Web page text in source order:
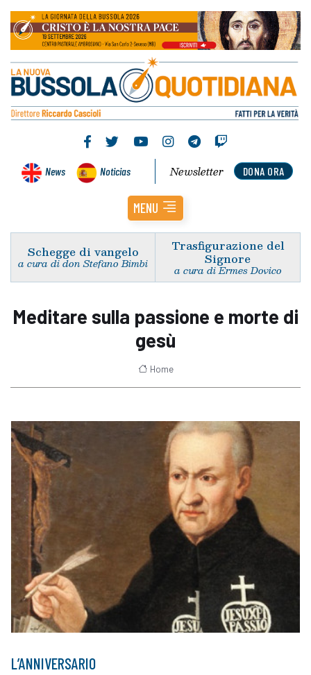
News Noticias DONA ORA
Newsletter
MENU
Schegge di vangelo
a cura di don Stefano Bimbi
Trasfigurazione del
Signore
a cura di Ermes Dovico
Meditare sulla passione e morte di
gesù
Home
L’ANNIVERSARIO